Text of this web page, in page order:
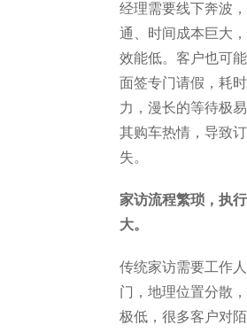
经理需要线下奔波
通、时间成本巨大
效能低。客户也可
面签专门请假，耗
力，漫长的等待极
其购车热情，导致
失。
家访流程繁琐，执
大。
传统家访需要工作
门，地理位置分散
极低，很多客户对陌